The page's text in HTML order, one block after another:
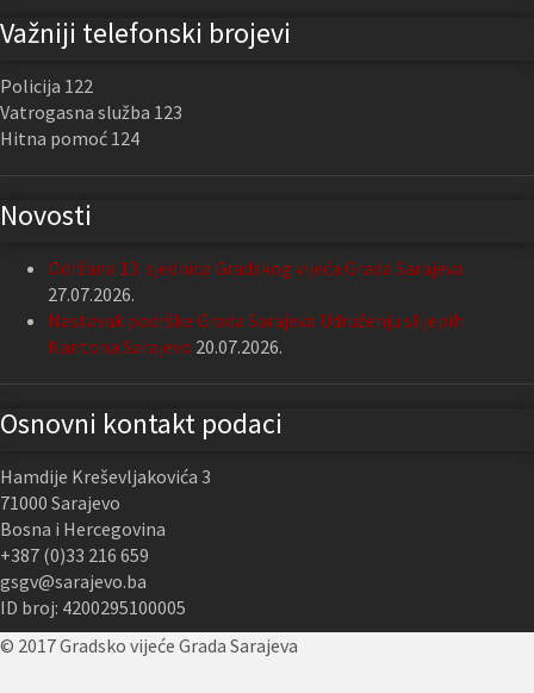
Važniji telefonski brojevi
Policija 122
Vatrogasna služba 123
Hitna pomoć 124
Novosti
Održana 13. sjednica Gradskog vijeća Grada Sarajeva
27.07.2026.
Nastavak podrške Grada Sarajeva Udruženju slijepih
Kantona Sarajevo 20.07.2026.
Osnovni kontakt podaci
Hamdije Kreševljakovića 3
71000 Sarajevo
Bosna i Hercegovina
+387 (0)33 216 659
gsgv@sarajevo.ba
ID broj: 4200295100005
© 2017 Gradsko vijeće Grada Sarajeva